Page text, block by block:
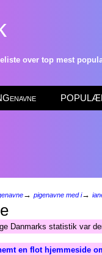
over top mest
→ pigenavne med i→
Danmarks statistik var
en flot hjemmeside